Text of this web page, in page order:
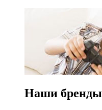
Наши бренды